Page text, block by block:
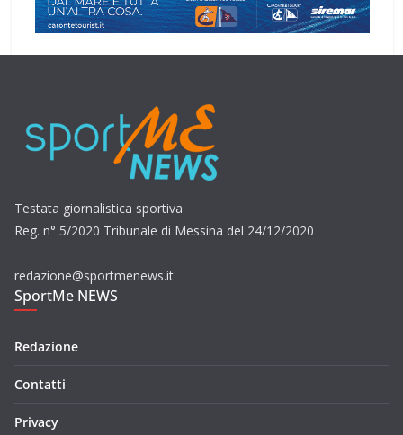
Testata giornalistica sportiva
Reg. n° 5/2020 Tribunale di Messina del 24/12/2020
redazione@sportmenews.it
SportMe NEWS
Redazione
Contatti
Privacy